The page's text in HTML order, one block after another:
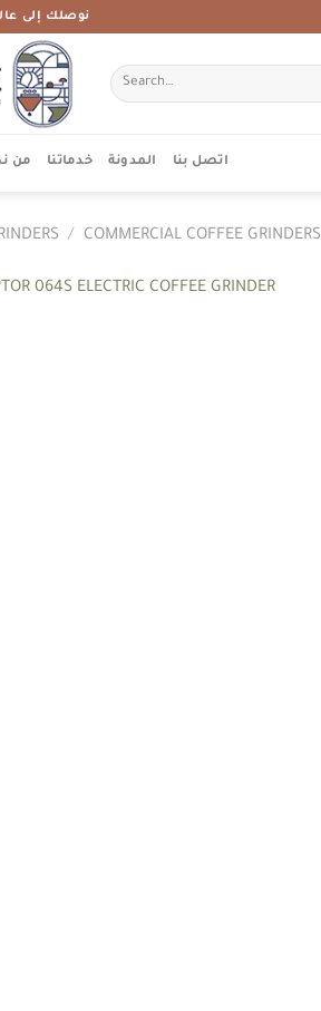
نوصلك إلى
Search
for:
من خدماتنا المدونة اتصل بنا
/ COMMERCIAL COFFEE GRINDERS